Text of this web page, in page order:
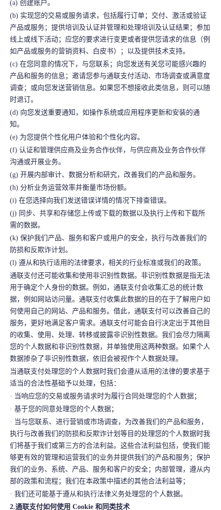
(a) 创建账户。
(b) 实现您的交易或服务请求，包括履行订单；交付、激活或验证
产品或服务；提供培训及认证并管理和处理培训及认证结果；参加
线上或线下活动；应您的要求进行变更或者提供您请求的信息（例
如产品或服务的营销资料、白皮书）；以及提供技术支持。
(c) 在您同意的情况下，与您联系；向您发送有关您可能感兴趣的
产品和服务的信息；邀请您参与通联支付活动、市场调查或满意度
调查；或向您发送营销信息。如果您不想接收此类信息，则可以随
时退订。
(d) 向您发送重要通知，如操作系统或应用程序更新和安装的通
知。
(e) 为您提供个性化用户体验和个性化内容。
(f) 认证和管理供应商及业务合作伙伴，与供应商及业务合作伙伴
沟通或开展业务。
(g) 开展内部审计、数据分析和研究，改善我们的产品和服务。
(h) 分析业务运营效率并衡量市场份额。
(i) 在您选择向我们发送错误详情的情况下排查错误。
(j) 同步、共享和存储您上传或下载的数据以及执行上传和下载所
需的数据。
(k) 保护我们产品、服务和客户或用户的安全，执行与改善我们的
防损和反欺诈计划。
(l) 遵从和执行适用的法律要求，相关的行业标准或我们的政策。
通联支付还可能收集和使用非识别性数据。非识别性数据是指无法
用于确定个人身份的数据。例如，通联支付会收集汇总的统计数
据，例如网站访问量。通联支付收集此数据的目的在于了解用户如
何使用自己的网站、产品和服务。借此，通联支付可以改善自己的
服务，更好地满足客户需求。通联支付可能会自行决定出于其他目
的收集、使用、处理、转移或披露非识别性数据。我们会尽力隔离
您的个人数据和非识别性数据，并单独使用这两种数据。如果个人
数据掺杂了非识别性数据，依旧会被视作个人数据处理。
当通联支付处理您的个人数据时我们会遵从适用的法律的要求基于
适当的合法性基础予以处理，包括：
· 当响应您的交易或服务请求时为履行合同处理您的个人数据；
· 基于您的同意处理您的个人数据；
· 当与您联系、进行营销或市场调查，为改善我们的产品和服务，
执行与改善我们的防损和反欺诈计划等目的处理您的个人数据时我
们将基于我们或第三方的合法利益。这些合法利益包括，使我们能
够更有效的管理和运营我们的业务并提供我们的产品和服务；保护
我们的业务、系统、产品、服务和客户的安全；内部管理，遵从内
部的政策和流程；我们在本政策中描述的其他合法利益等；
· 我们还可能基于遵从和执行法律义务处理您的个人数据。
2.通联支付如何使用 Cookie 和同类技术